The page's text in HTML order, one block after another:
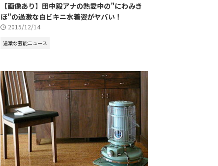
【画像あり】田中毅アナの熱愛中の"にわみき
ほ"の過激な白ビキニ水着姿がヤバい！
2015/12/14
過激な芸能ニュース